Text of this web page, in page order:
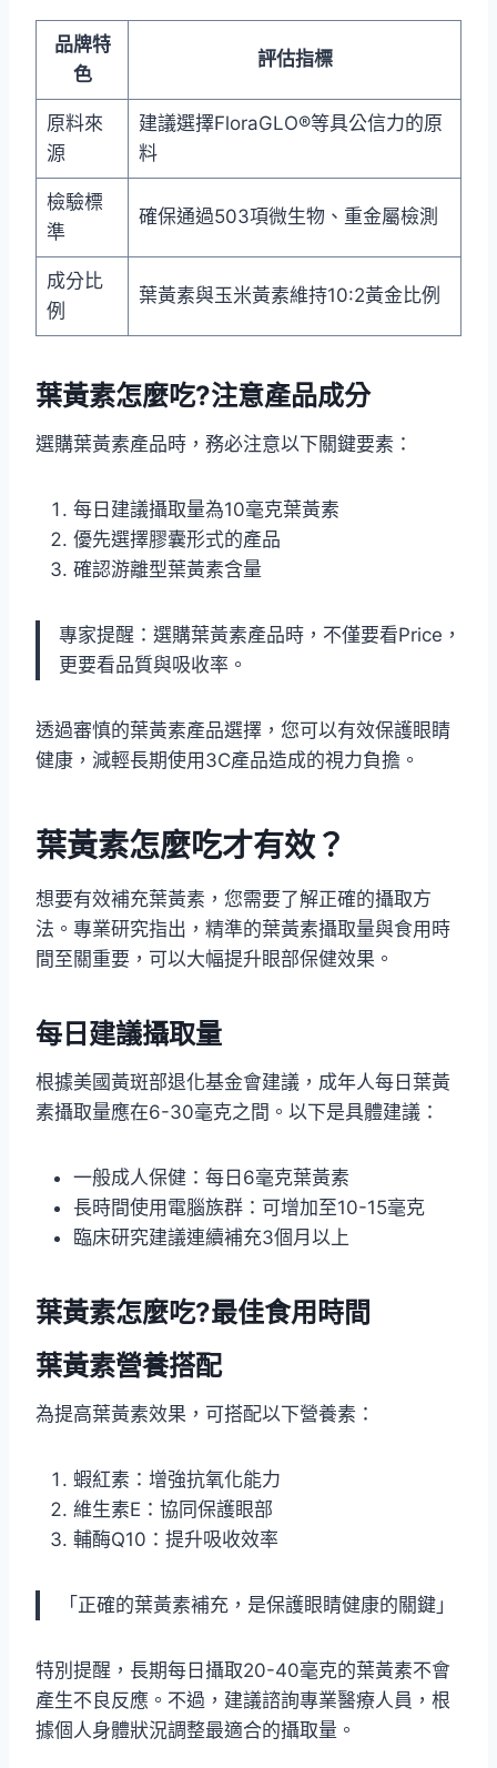
品牌特
色
評估指標
原料來
源
建議選擇FloraGLO®等具公信力的原
料
檢驗標
準
確保通過503項微生物、重金屬檢測
成分比
例
葉黃素與玉米黃素維持10:2黃金比例
葉黃素怎麼吃?注意產品成分
選購葉黃素產品時，務必注意以下關鍵要素：
每日建議攝取量為10毫克葉黃素
優先選擇膠囊形式的產品
確認游離型葉黃素含量
專家提醒：選購葉黃素產品時，不僅要看Price，
更要看品質與吸收率。
透過審慎的葉黃素產品選擇，您可以有效保護眼睛
健康，減輕長期使用3C產品造成的視力負擔。
葉黃素怎麼吃才有效？
想要有效補充葉黃素，您需要了解正確的攝取方
法。專業研究指出，精準的葉黃素攝取量與食用時
間至關重要，可以大幅提升眼部保健效果。
每日建議攝取量
根據美國黃斑部退化基金會建議，成年人每日葉黃
素攝取量應在6-30毫克之間。以下是具體建議：
一般成人保健：每日6毫克葉黃素
長時間使用電腦族群：可增加至10-15毫克
臨床研究建議連續補充3個月以上
葉黃素怎麼吃?最佳食用時間
葉黃素營養搭配
為提高葉黃素效果，可搭配以下營養素：
蝦紅素：增強抗氧化能力
維生素E：協同保護眼部
輔酶Q10：提升吸收效率
「正確的葉黃素補充，是保護眼睛健康的關鍵」
特別提醒，長期每日攝取20-40毫克的葉黃素不會
產生不良反應。不過，建議諮詢專業醫療人員，根
據個人身體狀況調整最適合的攝取量。